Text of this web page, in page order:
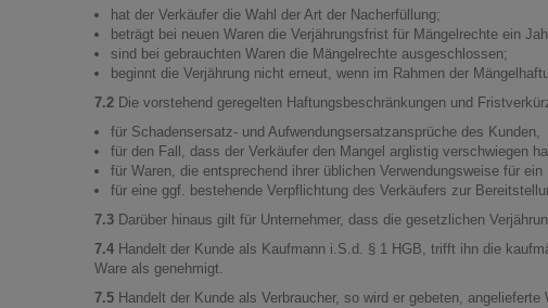
hat der Verkäufer die Wahl der Art der Nacherfüllung;
beträgt bei neuen Waren die Verjährungsfrist für Mängelrechte ein
sind bei gebrauchten Waren die Mängelrechte ausgeschlossen;
beginnt die Verjährung nicht erneut, wenn im Rahmen der
7.2 Die vorstehend geregelten Haftungsbeschränkungen und
für Schadensersatz- und Aufwendungsersatzansprüche des Kunden,
für den Fall, dass der Verkäufer den Mangel arglistig verschwiegen
für Waren, die entsprechend ihrer üblichen Verwendungsweise für
für eine ggf. bestehende Verpflichtung des Verkäufers zur
7.3 Darüber hinaus gilt für Unternehmer, dass die gesetzlichen
7.4 Handelt der Kunde als Kaufmann i.S.d. § 1 HGB, trifft ihn die
Ware als genehmigt.
7.5 Handelt der Kunde als Verbraucher, so wird er gebeten,